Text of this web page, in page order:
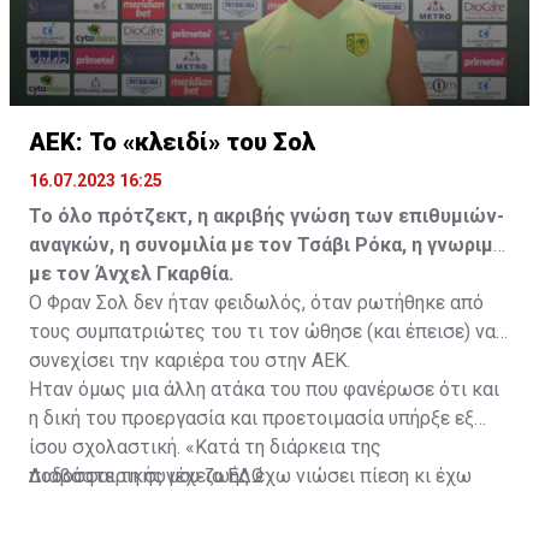
ΑΕΚ: Το «κλειδί» του Σολ
16.07.2023 16:25
Το όλο πρότζεκτ, η ακριβής γνώση των επιθυμιών-
αναγκών, η συνομιλία με τον Τσάβι Ρόκα, η γνωριμία
με τον Άνχελ Γκαρθία.
Ο Φραν Σολ δεν ήταν φειδωλός, όταν ρωτήθηκε από
τους συμπατριώτες του τι τον ώθησε (και έπεισε) να
συνεχίσει την καριέρα του στην ΑΕΚ.
Ήταν όμως μια άλλη ατάκα του που φανέρωσε ότι και
η δική του προεργασία και προετοιμασία υπήρξε εξ
ίσου σχολαστική. «Κατά τη διάρκεια της
ποδοσφαιρικής μου ζωής έχω νιώσει πίεση κι έχω
Διαβάστε τη συνέχειαΕΔΩ